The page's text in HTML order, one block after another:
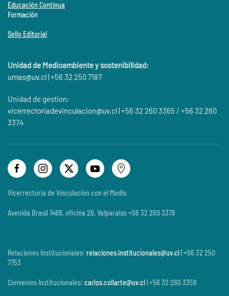
Educación Continua
Formación
Sello Editorial
Unidad de Medioambiente y sostenibilidad:
umas@uv.cl| +56 32 250 7187
Unidad de gestion:
vicerrectoriadevinculacion@uv.cl| +56 32 260 3365 / +56 32 260
3374
Vicerrectoría de Vinculación con el Medio
Avenida Brasil 1468, oficina 28, Valparaíso +56 32 260 3378
Relaciones Institucionales: relaciones.institucionales@uv.cl | +56 32 250
7753
Convenios Institucionales: carlos.collarte@uv.cl | +56 32 260 3358